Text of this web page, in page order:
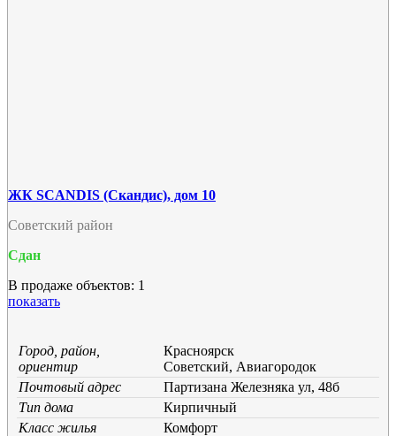
ЖК SCANDIS (Скандис), дом 10
Советский район
Сдан
В продаже объектов: 1
показать
Город, район,
ориентир
Красноярск
Советский, Авиагородок
Почтовый адрес
Партизана Железняка ул, 48б
Тип дома
Кирпичный
Класс жилья
Комфорт